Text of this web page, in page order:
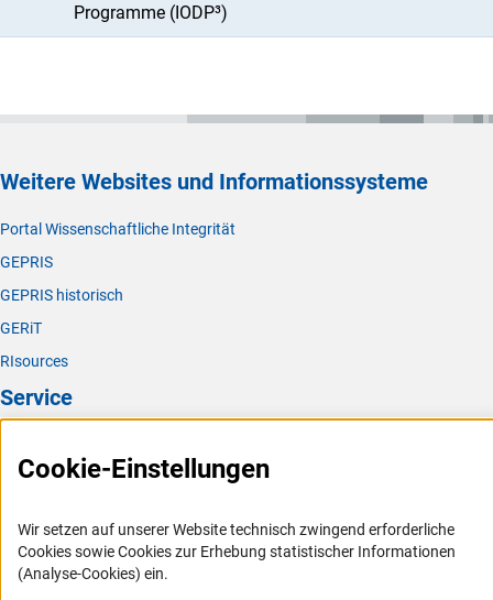
Programme (IODP³)
Weitere Websites und Informationssysteme
Portal Wissenschaftliche Integrität
GEPRIS
GEPRIS historisch
GERiT
RIsources
Service
FAQ
Logo und Corporate Design
RSS-Feeds
Cookie-Einstellungen
Wir setzen auf unserer Website technisch zwingend erforderliche
Cookies sowie Cookies zur Erhebung statistischer Informationen
(Analyse-Cookies) ein.